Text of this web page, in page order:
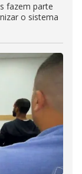
fazem parte
o sistema